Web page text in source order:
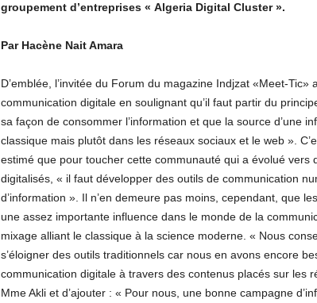
groupement d’entreprises « Algeria Digital Cluster ».
Par Hacène Nait Amara
D’emblée, l’invitée du Forum du magazine Indjzat «Meet-Tic»
communication digitale en soulignant qu’il faut partir du
sa façon de consommer l’information et que la source d’une
classique mais plutôt dans les réseaux sociaux et le web ».
estimé que pour toucher cette communauté qui a évolué vers
digitalisés, « il faut développer des outils de communication
d’information ». Il n’en demeure pas moins, cependant, que
une assez importante influence dans le monde de la
mixage alliant le classique à la science moderne. « Nous
s’éloigner des outils traditionnels car nous en avons encore
communication digitale à travers des contenus placés sur les
Mme Akli et d’ajouter : « Pour nous, une bonne campagne